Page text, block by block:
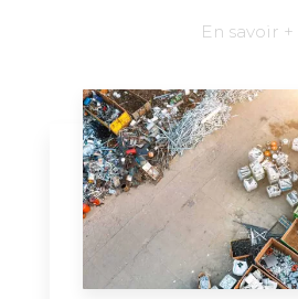
En savoir +